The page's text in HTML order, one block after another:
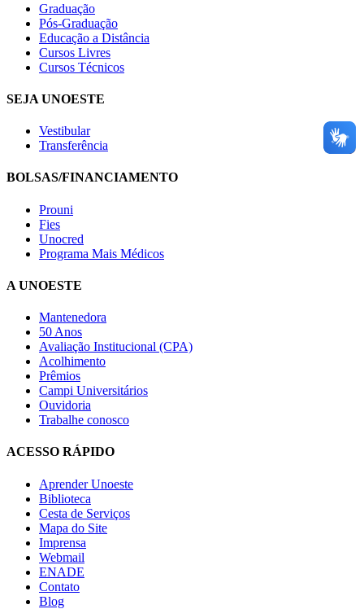
Graduação
Pós-Graduação
Educação a Distância
Cursos Livres
Cursos Técnicos
SEJA UNOESTE
Vestibular
Transferência
BOLSAS/FINANCIAMENTO
Prouni
Fies
Unocred
Programa Mais Médicos
A UNOESTE
Mantenedora
50 Anos
Avaliação Institucional (CPA)
Acolhimento
Prêmios
Campi Universitários
Ouvidoria
Trabalhe conosco
ACESSO RÁPIDO
Aprender Unoeste
Biblioteca
Cesta de Serviços
Mapa do Site
Imprensa
Webmail
ENADE
Contato
Blog